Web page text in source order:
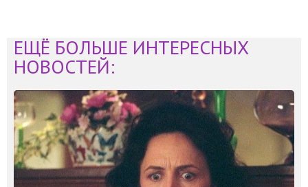
ЕЩЁ БОЛЬШЕ ИНТЕРЕСНЫХ
НОВОСТЕЙ: